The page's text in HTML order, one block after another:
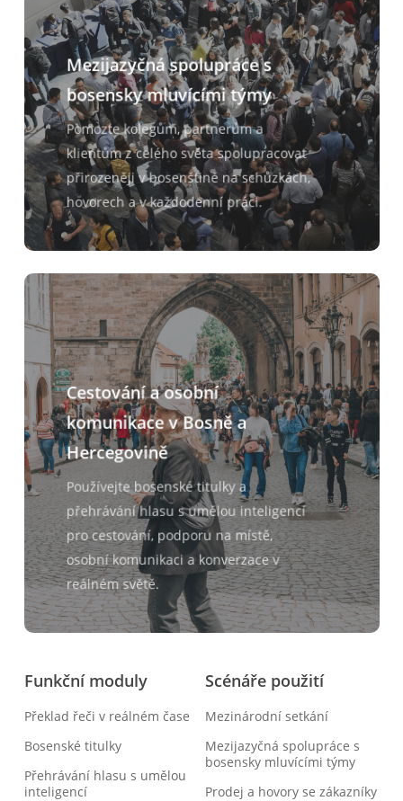
Mezijazyčná spolupráce s
bosensky mluvícími týmy
Pomozte kolegům, partnerům a
klientům z celého světa spolupracovat
přirozeněji v bosenštině na schůzkách,
hovorech a v každodenní práci.
Cestování a osobní
komunikace v Bosně a
Hercegovině
Používejte bosenské titulky a
přehrávání hlasu s umělou inteligencí
pro cestování, podporu na místě,
osobní komunikaci a konverzace v
reálném světě.
Funkční moduly
Překlad řeči v reálném čase
Bosenské titulky
Přehrávání hlasu s umělou
inteligencí
Scénáře použití
Mezinárodní setkání
Mezijazyčná spolupráce s
bosensky mluvícími týmy
Prodej a hovory se zákazníky